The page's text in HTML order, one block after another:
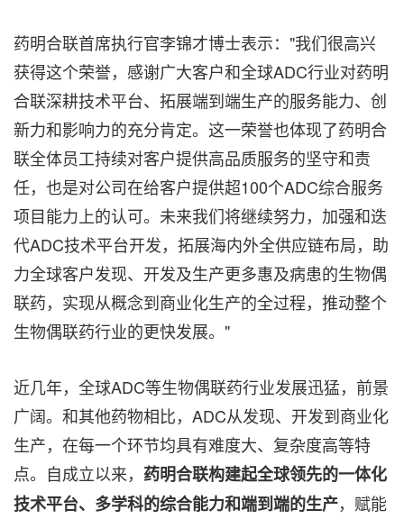
药明合联首席执行官李锦才博士表示："我们很高兴
获得这个荣誉，感谢广大客户和全球ADC行业对药明
合联深耕技术平台、拓展端到端生产的服务能力、创
新力和影响力的充分肯定。这一荣誉也体现了药明合
联全体员工持续对客户提供高品质服务的坚守和责
任，也是对公司在给客户提供超100个ADC综合服务
项目能力上的认可。未来我们将继续努力，加强和迭
代ADC技术平台开发，拓展海内外全供应链布局，助
力全球客户发现、开发及生产更多惠及病患的生物偶
联药，实现从概念到商业化生产的全过程，推动整个
生物偶联药行业的更快发展。"
近几年，全球ADC等生物偶联药行业发展迅猛，前景
广阔。和其他药物相比，ADC从发现、开发到商业化
生产，在每一个环节均具有难度大、复杂度高等特
点。自成立以来， 药明合联构建起全球领先的一体化
技术平台、多学科的综合能力和端到端的生产，赋能